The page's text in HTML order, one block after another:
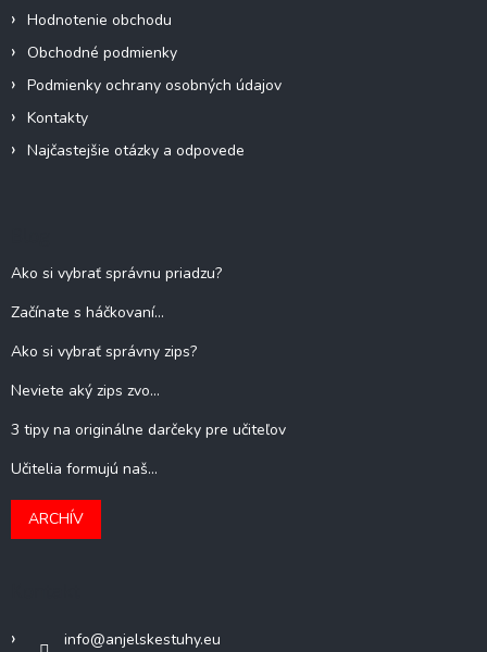
Hodnotenie obchodu
Obchodné podmienky
Podmienky ochrany osobných údajov
Kontakty
Najčastejšie otázky a odpovede
Ako si vybrať správnu priadzu?
Začínate s háčkovaní...
Ako si vybrať správny zips?
Neviete aký zips zvo...
3 tipy na originálne darčeky pre učiteľov
Učitelia formujú naš...
ARCHÍV
info@anjelskestuhy.eu